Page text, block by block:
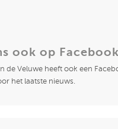
ook op
de Veluwe heeft ook een
het laatste nieuws.